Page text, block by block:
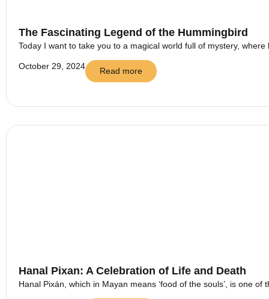
The Fascinating Legend of the Hummingbird
Today I want to take you to a magical world full of mystery,
October 29, 2024 Read more
Hanal Pixan: A Celebration of Life and Death
Hanal Pixán, which in Mayan means ‘food of the souls’, is one